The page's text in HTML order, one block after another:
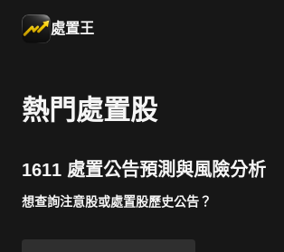
處置王
熱門處置股
1611 處置公告預測與風險分析
想查詢注意股或處置股歷史公告？